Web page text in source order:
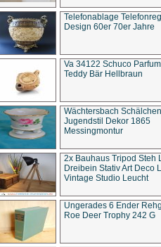
Telefonablage
Design 60er 70er Jahre
Va 34122 Schuco
Teddy Bär Hellbraun
Wächtersbach Schälchen
Jugendstil Dekor 1865
Messingmontur
2x Bauhaus Tripod Steh
Dreibein Stativ Art Deco
Vintage Studio Leucht
Ungerades 6 Ender
Roe Deer Trophy 242 G